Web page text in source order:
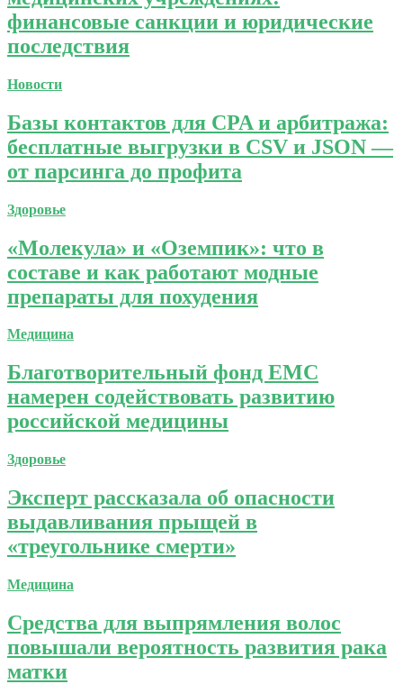
финансовые санкции и юридические
последствия
Новости
Базы контактов для CPA и арбитража:
бесплатные выгрузки в CSV и JSON —
от парсинга до профита
Здоровье
«Молекула» и «Оземпик»: что в
составе и как работают модные
препараты для похудения
Медицина
Благотворительный фонд ЕМС
намерен содействовать развитию
российской медицины
Здоровье
Эксперт рассказала об опасности
выдавливания прыщей в
«треугольнике смерти»
Медицина
Средства для выпрямления волос
повышали вероятность развития рака
матки